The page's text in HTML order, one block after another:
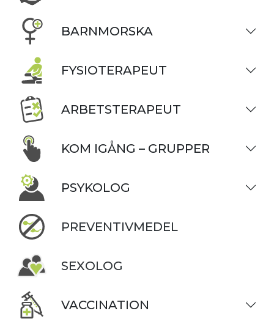
BARNMORSKA
FYSIOTERAPEUT
ARBETSTERAPEUT
KOM IGÅNG – GRUPPER
PSYKOLOG
PREVENTIVMEDEL
SEXOLOG
VACCINATION